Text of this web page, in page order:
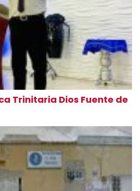
Trinitaria Dios Fuente de